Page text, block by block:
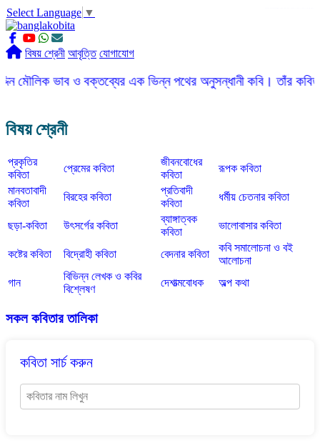
Select Language ▼
বিষয় শ্রেনী আবৃত্তি যোগাযোগ
ভাব ও বক্তব্যের এক ভিন্ন পথের অনুসন্ধানী কবি।
বিষয় শ্রেনী
প্রকৃতির
কবিতা
প্রেমের কবিতা
জীবনবোধের
কবিতা
রূপক কবিতা
মানবতাবাদী
কবিতা
বিরহের কবিতা
প্রতিবাদী
কবিতা
ধর্মীয় চেতনার কবিতা
ছড়া-কবিতা উৎসর্গের কবিতা
ব্যাঙ্গাত্বক
কবিতা
ভালোবাসার কবিতা
কষ্টের কবিতা বিদ্রোহী কবিতা বেদনার কবিতা
কবি সমালোচনা ও বই
আলোচনা
গান
বিভিন্ন লেখক ও কবির
বিশ্লেষণ
দেশাত্মবোধক অল্প কথা
সকল কবিতার তালিকা
কবিতা সার্চ করুন